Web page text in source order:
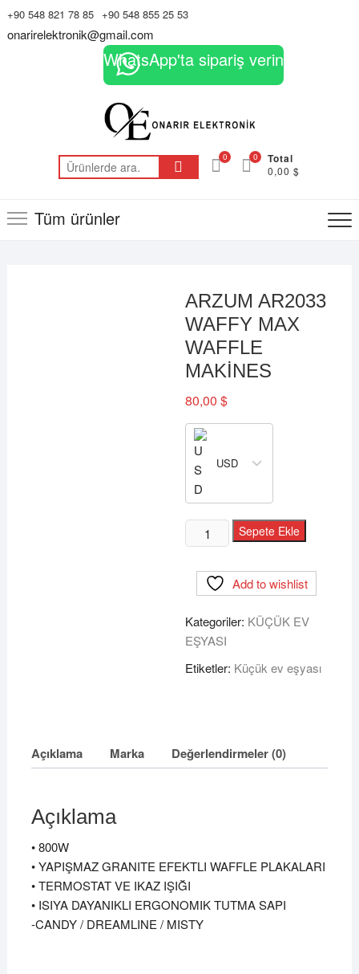
Skip
+90 548 821 78 85 +90 548 855 25 53
onarirelektronik@gmail.com
WhatsApp'ta sipariş verin
Ara: 0 Total
0,00 $
0
Tüm ürünler
ARZUM AR2033
WAFFY MAX
WAFFLE
MAKİNES
80,00$
USD
ARZUM
AR2033
MAX
MAKİNES
adet
Sepete Ekle
Add to wishlist
Kategoriler: KÜÇÜK EV
EŞYASI
Etiketler: Küçük ev eşyası
Açıklama Marka Değerlendirmeler (0)
Açıklama
• 800W
• YAPIŞMAZ GRANITE EFEKTLI WAFFLE PLAKALARI
• TERMOSTAT VE IKAZ IŞIĞI
• ISIYA DAYANIKLI ERGONOMIK TUTMA SAPI
-CANDY / DREAMLINE / MISTY